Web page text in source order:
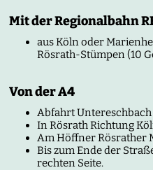
Mit der Regionalbahn
aus Köln oder
Rösrath-Stümpen (10
Von der A4
Abfahrt
In Rösrath Richtung
Am Höffner Rösrather
Bis zum Ende der
rechten Seite.